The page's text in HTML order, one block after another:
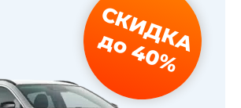
8 800 500-03-23
СКИДКА
до 40%